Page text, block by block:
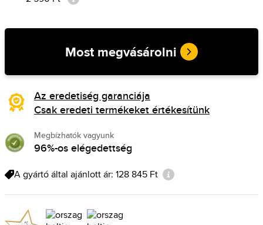
Most megvásárolni
Az eredetiség garanciája
Csak eredeti termékeket értékesítünk
Megbízhatók vagyunk
96%-os elégedettség
A gyártó által ajánlott ár: 128 845 Ft